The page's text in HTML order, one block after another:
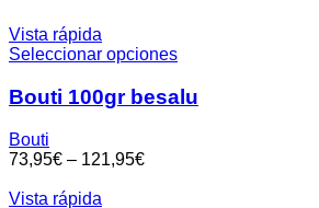
Vista rápida
Seleccionar opciones
Bouti 100gr besalu
Bouti
73,95€ – 121,95€
Vista rápida